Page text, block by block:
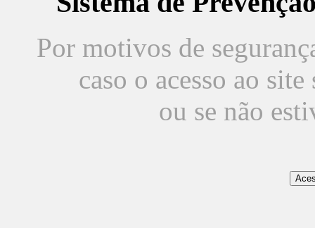
Por motivos de
caso o acesso ao
ou se não